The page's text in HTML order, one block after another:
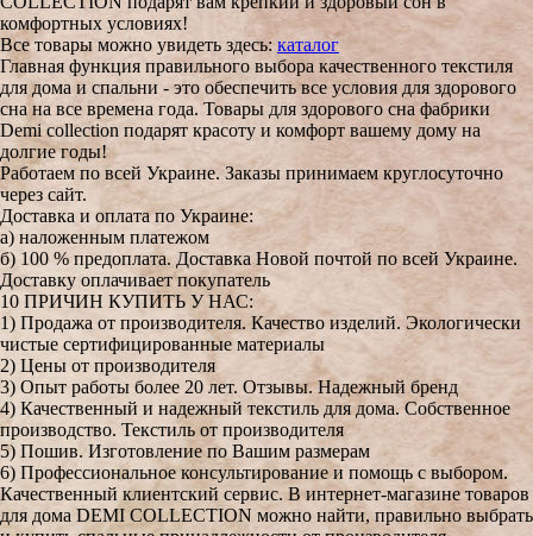
комфортных условиях!
Все товары можно увидеть здесь: каталог
Главная функция правильного выбора качественного текстиля
для дома и спальни - это обеспечить все условия для здорового
сна на все времена года. Товары для здорового сна фабрики
Demi collection подарят красоту и комфорт вашему дому на
долгие годы!
Работаем по всей Украине. Заказы принимаем круглосуточно
через сайт.
Доставка и оплата по Украине:
а) наложенным платежом
б) 100 % предоплата. Доставка Новой почтой по всей Украине.
Доставку оплачивает покупатель
10 ПРИЧИН КУПИТЬ У НАС:
1) Продажа от производителя. Качество изделий. Экологически
чистые сертифицированные материалы
2) Цены от производителя
3) Опыт работы более 20 лет. Отзывы. Надежный бренд
4) Качественный и надежный текстиль для дома. Собственное
производство. Текстиль от производителя
5) Пошив. Изготовление по Вашим размерам
6) Профессиональное консультирование и помощь с выбором.
Качественный клиентский сервис. В интернет-магазине товаров
для дома DEMI COLLECTION можно найти, правильно выбрать